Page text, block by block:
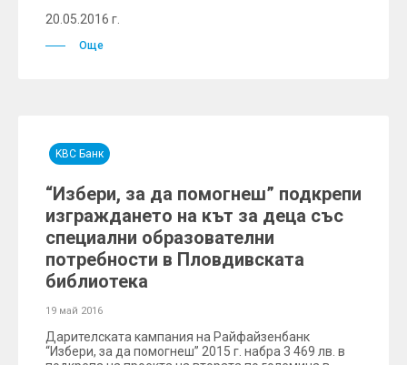
20.05.2016 г.
Още
KBC Банк
“Избери, за да помогнеш” подкрепи
изграждането на кът за деца със
специални образователни
потребности в Пловдивската
библиотека
19 май 2016
Дарителската кампания на Райфайзенбанк
“Избери, за да помогнеш” 2015 г. набра 3 469 лв. в